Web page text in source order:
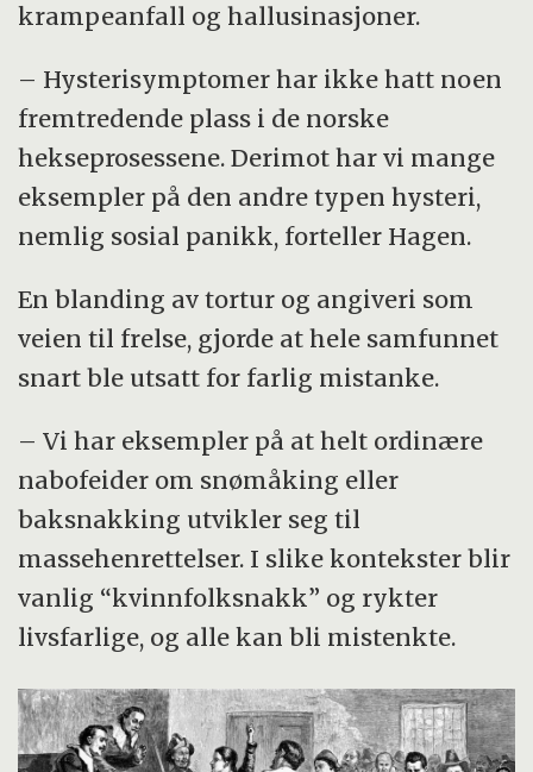
krampeanfall og hallusinasjoner.
– Hysterisymptomer har ikke hatt noen
fremtredende plass i de norske
hekseprosessene. Derimot har vi mange
eksempler på den andre typen hysteri,
nemlig sosial panikk, forteller Hagen.
En blanding av tortur og angiveri som
veien til frelse, gjorde at hele samfunnet
snart ble utsatt for farlig mistanke.
– Vi har eksempler på at helt ordinære
nabofeider om snømåking eller
baksnakking utvikler seg til
massehenrettelser. I slike kontekster blir
vanlig “kvinnfolksnakk” og rykter
livsfarlige, og alle kan bli mistenkte.